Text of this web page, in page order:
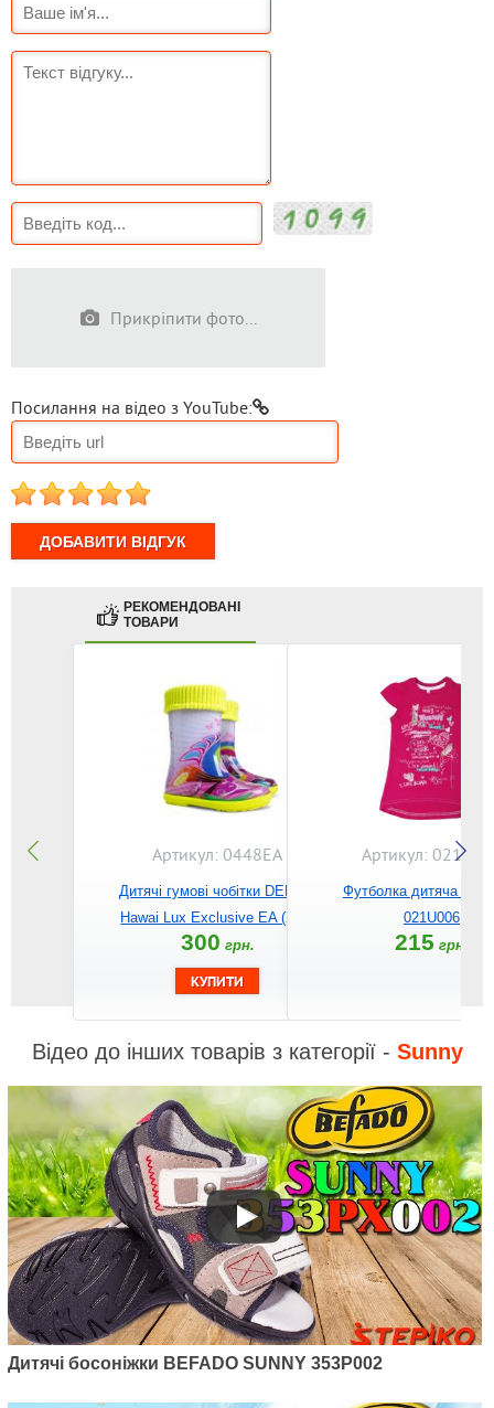
Прикріпити фото...
Посилання на відео з YouTube:
1 2 3 4 5
РЕКОМЕНДОВАНІ
ТОВАРИ
Артикул: 0448EA
Дитячі гумові чобітки DEMAR
Hawai Lux Exclusive EA (Хіпі)
300 грн.
Артикул:
Футболка дитяча
021U006
215 грн.
Відео до інших товарів з категорії - Sunny
Дитячі босоніжки BEFADO SUNNY 353P002